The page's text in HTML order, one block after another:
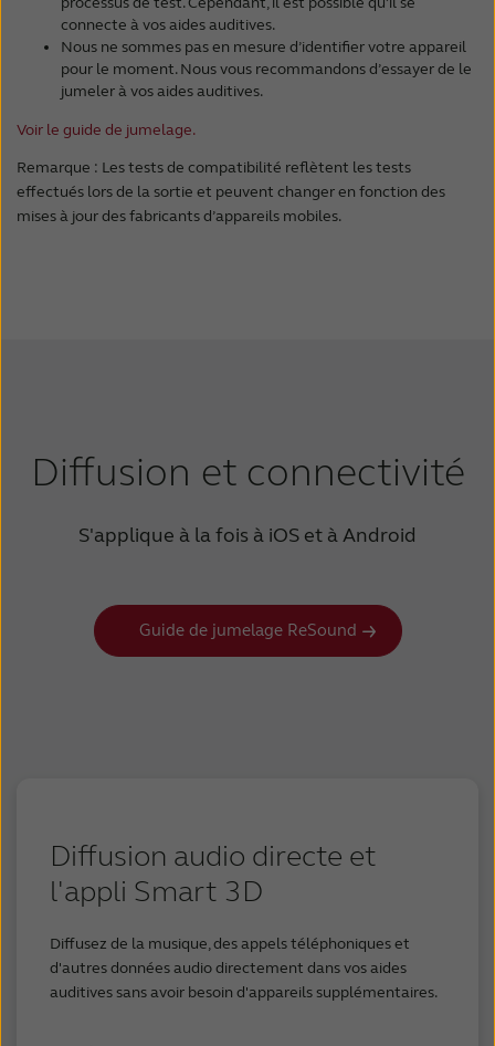
iPhone XS
iPhone XS Max
iPhone XR
Samsung Galaxy A53 5G
Samsung Galaxy A52
Samsung Note 20 Ultra
Samsung Note 20
Samsung Galaxy Tab S9 5G**
Samsung Galaxy Z Fold6**
Samsung Galaxy Z Fold5**
Samsung Galaxy Z Fold4**
Google Pixel 10a**
Google Pixel 9 Pro Fold**
Google Pixel 9 Pro**
Google Pixel 8 Pro**
Google Pixel 8**
Google Pixel 6a
Google Pixel 5
Google Pixel 5a 5G
OnePlus 9
OnePlus 9 R
connecte à vos aides auditives.
Nous ne sommes pas en mesure d’identifier votre appareil
pour le moment. Nous vous recommandons d’essayer de le
jumeler à vos aides auditives.
Voir le guide de jumelage.
Remarque : Les tests de compatibilité reflètent les tests
effectués lors de la sortie et peuvent changer en fonction des
mises à jour des fabricants d’appareils mobiles.
Diffusion et connectivité
S'applique à la fois à iOS et à Android
Guide de jumelage ReSound
Diffusion audio directe et
l'appli Smart 3D
Diffusez de la musique, des appels téléphoniques et
d'autres données audio directement dans vos aides
auditives sans avoir besoin d'appareils supplémentaires.